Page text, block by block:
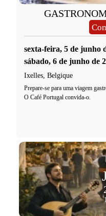
sexta-feira, 5 de junho
sábado, 6 de junho de
Ixelles, Belgique
Prepare-se para uma viagem
O Café Portugal convida-o.